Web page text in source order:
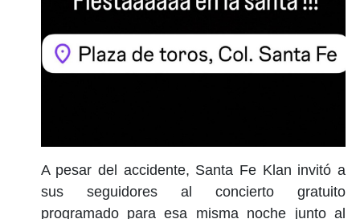
A pesar del accidente, Santa Fe Klan invitó a
sus seguidores al concierto gratuito
programado para esa misma noche junto al